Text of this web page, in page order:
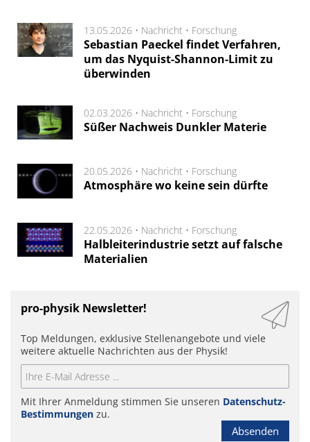
13.05.2026 • Nachricht • Forschung
Sebastian Paeckel findet Verfahren,
um das Nyquist-Shannon-Limit zu
überwinden
02.03.2026 • Nachricht • Forschung
Süßer Nachweis Dunkler Materie
20.05.2026 • Nachricht • Forschung
Atmosphäre wo keine sein dürfte
22.05.2026 • Nachricht • Forschung
Halbleiterindustrie setzt auf falsche
Materialien
pro-physik Newsletter!
Top Meldungen, exklusive Stellenangebote und viele
weitere aktuelle Nachrichten aus der Physik!
Mit Ihrer Anmeldung stimmen Sie unseren Datenschutz-
Bestimmungen zu.
Absenden